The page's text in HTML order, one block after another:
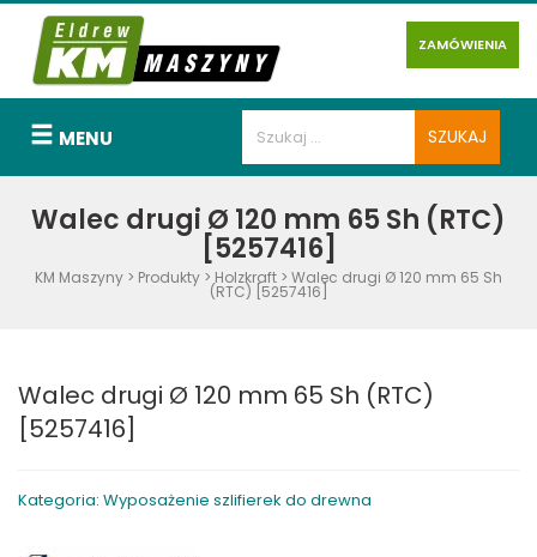
ZAMÓWIENIA
MENU
Walec drugi Ø 120 mm 65 Sh (RTC)
[5257416]
KM Maszyny > Produkty > Holzkraft > Walec drugi Ø 120 mm 65 Sh
(RTC) [5257416]
Walec drugi Ø 120 mm 65 Sh (RTC)
[5257416]
Kategoria: Wyposażenie szlifierek do drewna